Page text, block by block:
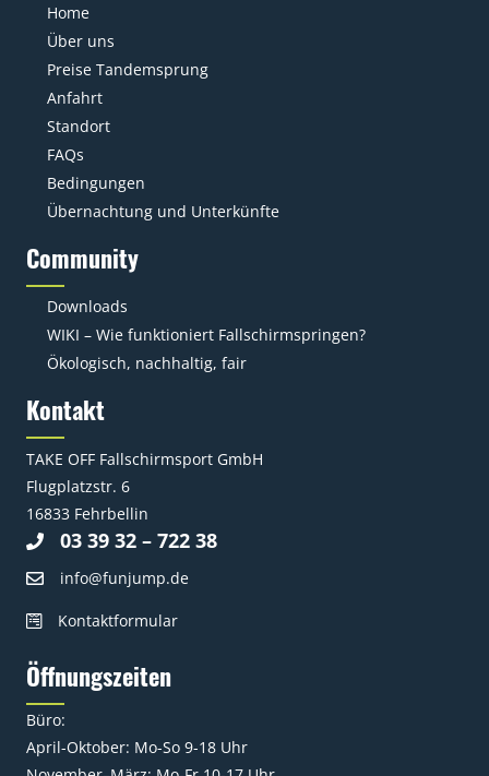
Home
Über uns
Preise Tandemsprung
Anfahrt
Standort
FAQs
Bedingungen
Übernachtung und Unterkünfte
Community
Downloads
WIKI – Wie funktioniert Fallschirmspringen?
Ökologisch, nachhaltig, fair
Kontakt
TAKE OFF Fallschirmsport GmbH
Flugplatzstr. 6
16833 Fehrbellin
03 39 32 – 722 38
info@funjump.de
Kontaktformular
Öffnungszeiten
Büro:
April-Oktober: Mo-So 9-18 Uhr